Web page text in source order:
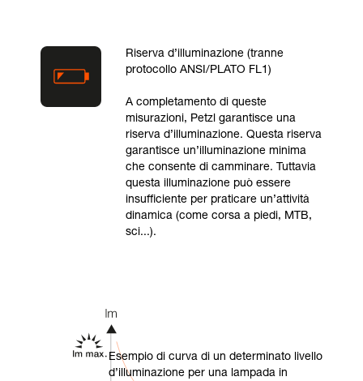
Riserva d’illuminazione (tranne
protocollo ANSI/PLATO FL1)
A completamento di queste
misurazioni, Petzl garantisce una
riserva d’illuminazione. Questa riserva
garantisce un’illuminazione minima
che consente di camminare. Tuttavia
questa illuminazione può essere
insufficiente per praticare un’attività
dinamica (come corsa a piedi, MTB,
sci...).
Esempio di curva di un determinato livello
d’illuminazione per una lampada in